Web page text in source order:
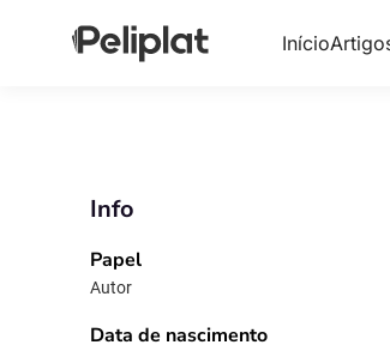
Início
Info
Papel
Autor
Data de nascimento